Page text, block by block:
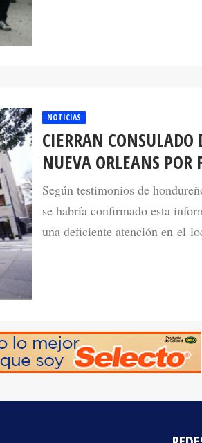
NOTICIAS
CIERRAN CONSULADO
NUEVA ORLEANS POR
Según testimonios de
se habría confirmado esta
una deficiente atención en el